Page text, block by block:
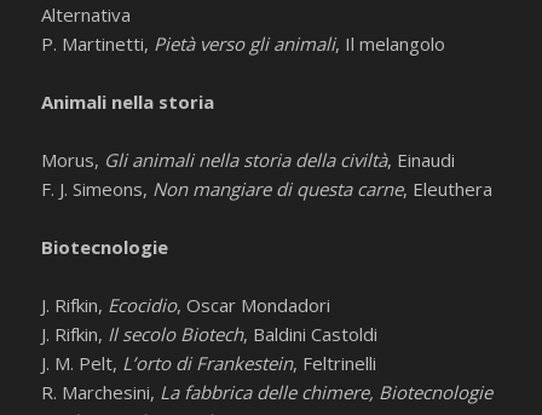
Alternativa
P. Martinetti, Pietà verso gli animali, Il melangolo
Animali nella storia
Morus, Gli animali nella storia della civiltà, Einaudi
F. J. Simeons, Non mangiare di questa carne, Eleuthera
Biotecnologie
J. Rifkin, Ecocidio, Oscar Mondadori
J. Rifkin, Il secolo Biotech, Baldini Castoldi
J. M. Pelt, L’orto di Frankestein, Feltrinelli
R. Marchesini, La fabbrica delle chimere, Biotecnologie